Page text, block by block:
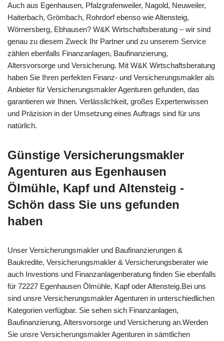
Auch aus Egenhausen, Pfalzgrafenweiler, Nagold, Neuweiler,
Haiterbach, Grömbach, Rohrdorf ebenso wie Altensteig,
Wörnersberg, Ebhausen? W&K Wirtschaftsberatung – wir sind
genau zu diesem Zweck Ihr Partner und zu unserem Service
zählen ebenfalls Finanzanlagen, Baufinanzierung,
Altersvorsorge und Versicherung. Mit W&K Wirtschaftsberatung
haben Sie Ihren perfekten Finanz- und Versicherungsmakler als
Anbieter für Versicherungsmakler Agenturen gefunden, das
garantieren wir Ihnen. Verlässlichkeit, großes Expertenwissen
und Präzision in der Umsetzung eines Auftrags sind für uns
natürlich.
Günstige Versicherungsmakler
Agenturen aus Egenhausen
Ölmühle, Kapf und Altensteig -
Schön dass Sie uns gefunden
haben
Unser Versicherungsmakler und Baufinanzierungen &
Baukredite, Versicherungsmakler & Versicherungsberater wie
auch Investions und Finanzanlagenberatung finden Sie ebenfalls
für 72227 Egenhausen Ölmühle, Kapf oder Altensteig.Bei uns
sind unsre Versicherungsmakler Agenturen in unterschiedlichen
Kategorien verfügbar. Sie sehen sich Finanzanlagen,
Baufinanzierung, Altersvorsorge und Versicherung an.Werden
Sie unsre Versicherungsmakler Agenturen in sämtlichen